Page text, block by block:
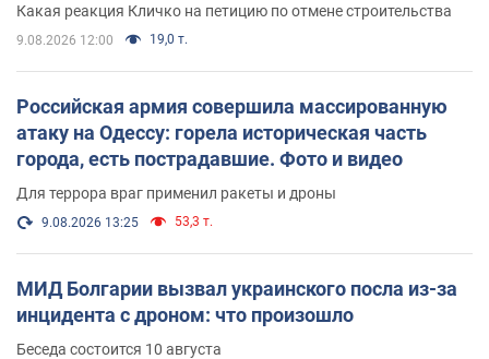
Какая реакция Кличко на петицию по отмене строительства
9.08.2026 12:00 19,0 т.
Российская армия совершила массированную
атаку на Одессу: горела историческая часть
города, есть пострадавшие. Фото и видео
Для террора враг применил ракеты и дроны
9.08.2026 13:25 53,3 т.
МИД Болгарии вызвал украинского посла из-за
инцидента с дроном: что произошло
Беседа состоится 10 августа